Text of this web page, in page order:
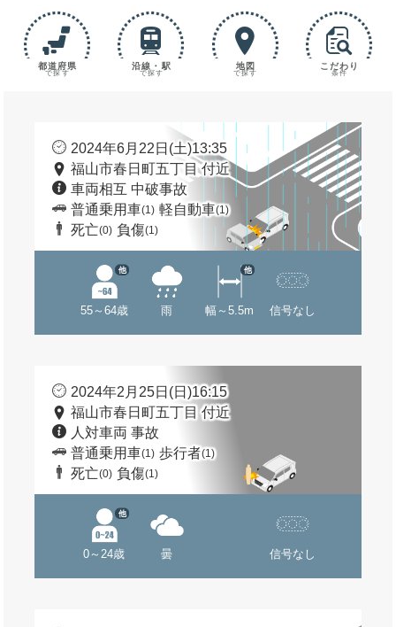
都道府県
で探す
沿線・駅
で探す
地図
で探す
こだわり
条件
2024年6月22日(土)13:35
福山市春日町五丁目 付近
車両相互 中破事故
普通乗用車(1) 軽自動車(1)
死亡(0) 負傷(1)
55～64歳
他
雨 幅～5.5m
他
信号なし
2024年2月25日(日)16:15
福山市春日町五丁目 付近
人対車両 事故
普通乗用車(1) 歩行者(1)
死亡(0) 負傷(1)
0～24歳
他
曇 信号なし